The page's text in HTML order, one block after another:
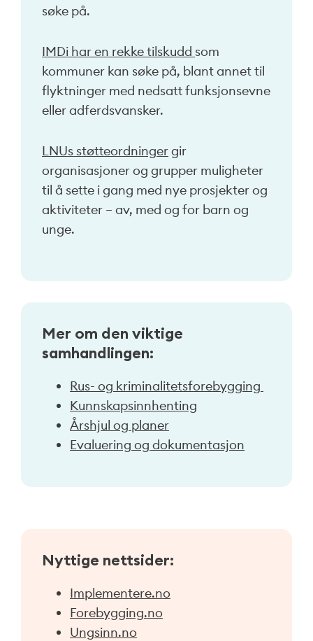
søke på.
IMDi har en rekke tilskudd som
kommuner kan søke på, blant annet til
flyktninger med nedsatt funksjonsevne
eller adferdsvansker.
LNUs støtteordningergir
organisasjoner og grupper muligheter
til å sette i gang med nye prosjekter og
aktiviteter – av, med og for barn og
unge.
Mer om den viktige
samhandlingen:
Rus- og kriminalitetsforebygging
Kunnskapsinnhenting
Årshjul og planer
Evaluering og dokumentasjon
Nyttige nettsider:
Implementere.no
Forebygging.no
Ungsinn.no